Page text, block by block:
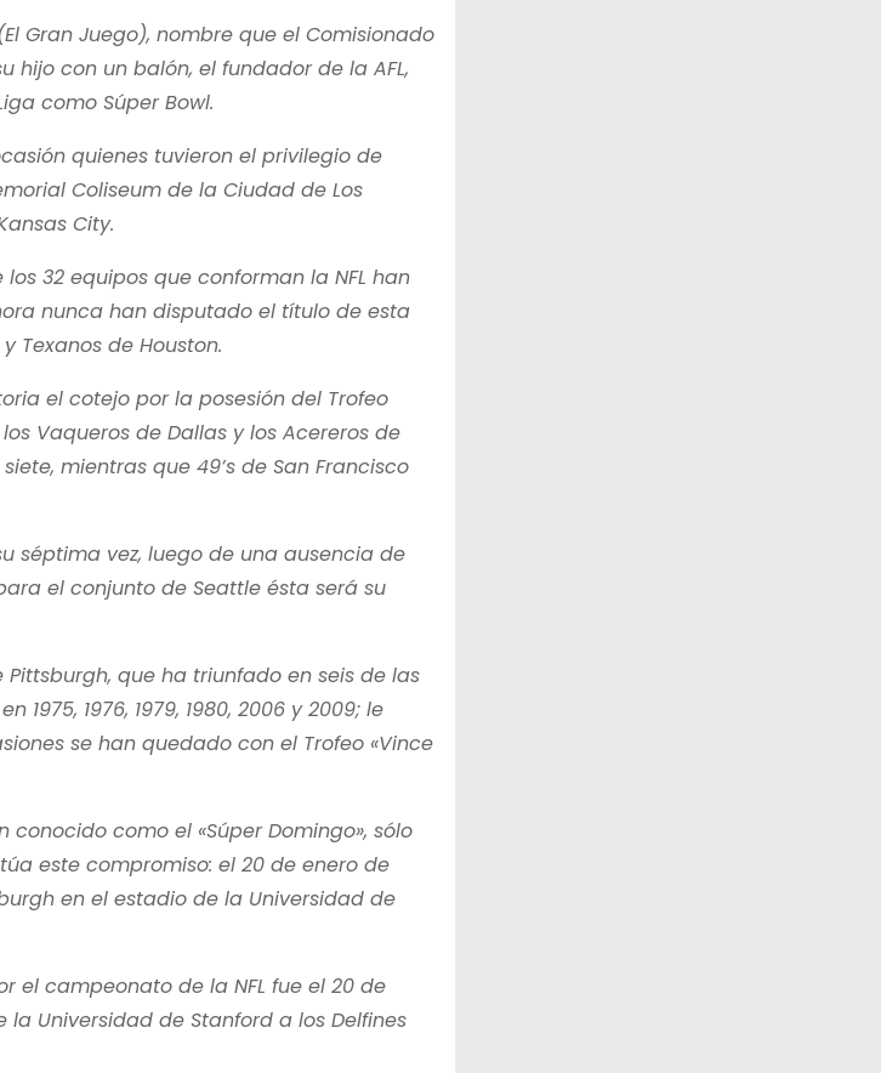
Gran Juego), nombre que el Comisionado
hijo con un balón, el fundador de la AFL,
como Súper Bowl.
quienes tuvieron el privilegio de
Coliseum de la Ciudad de Los
City.
32 equipos que conforman la NFL han
nunca han disputado el título de esta
Texanos de Houston.
el cotejo por la posesión del Trofeo
Vaqueros de Dallas y los Acereros de
mientras que 49’s de San Francisco
séptima vez, luego de una ausencia de
el conjunto de Seattle ésta será su
que ha triunfado en seis de las
1976, 1979, 1980, 2006 y 2009; le
se han quedado con el Trofeo «Vince
como el «Súper Domingo», sólo
este compromiso: el 20 de enero de
en el estadio de la Universidad de
el campeonato de la NFL fue el 20 de
la Universidad de Stanford a los Delfines